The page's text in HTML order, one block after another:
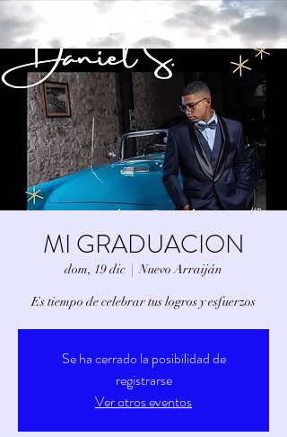
MI GRADUACION
dom, 19 dic
  |
Nuevo Arraiján
Es tiempo de celebrar tus logros y esfuerzos
Se ha cerrado la posibilidad de
registrarse
Ver otros eventos